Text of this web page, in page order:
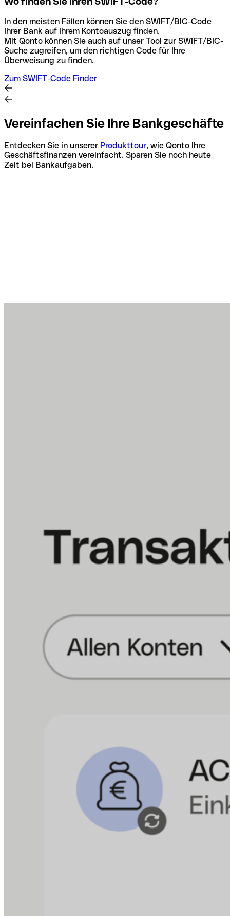
In den meisten Fällen können Sie den SWIFT/BIC-Code
Ihrer Bank auf Ihrem Kontoauszug finden.
Mit Qonto können Sie auch auf unser Tool zur SWIFT/BIC-
Suche zugreifen, um den richtigen Code für Ihre
Überweisung zu finden.
Zum SWIFT-Code Finder
Vereinfachen Sie Ihre Bankgeschäfte
Entdecken Sie in unserer Produkttour, wie Qonto Ihre
Geschäftsfinanzen vereinfacht. Sparen Sie noch heute
Zeit bei Bankaufgaben.